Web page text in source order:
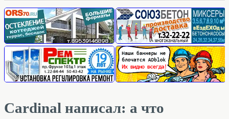
Cardinal написал: а что